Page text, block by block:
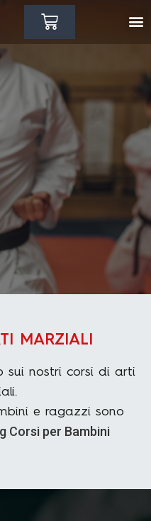
MARZIALI
sui nostri corsi di arti
e ragazzi sono
Corsi per Bambini